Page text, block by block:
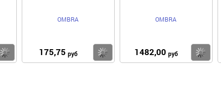
Купить
OMBRA
175,75 руб Купить
OMBRA
1482,00 руб